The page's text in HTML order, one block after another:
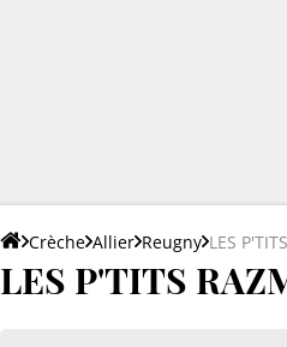
Crèche Allier Reugny LES
LES P'TITS